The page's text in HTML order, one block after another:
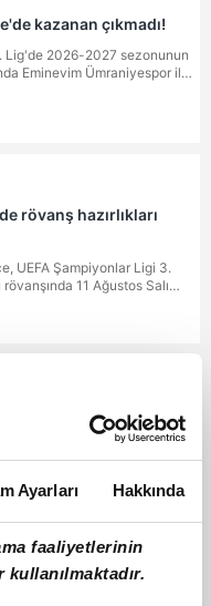
Ayarları Hakkında
faaliyetlerinin
kazanan çıkmadı!
Lig'de 2026-2027 sezonunun
Eminevim Ümraniyespor ile
rövanş hazırlıkları
UEFA Şampiyonlar Ligi 3.
11 Ağustos Salı
İrlandalı golcü!
takviye planlayan
Bordo-mavililer, değeri
satın alma maddesi ile
İşte detaylar...